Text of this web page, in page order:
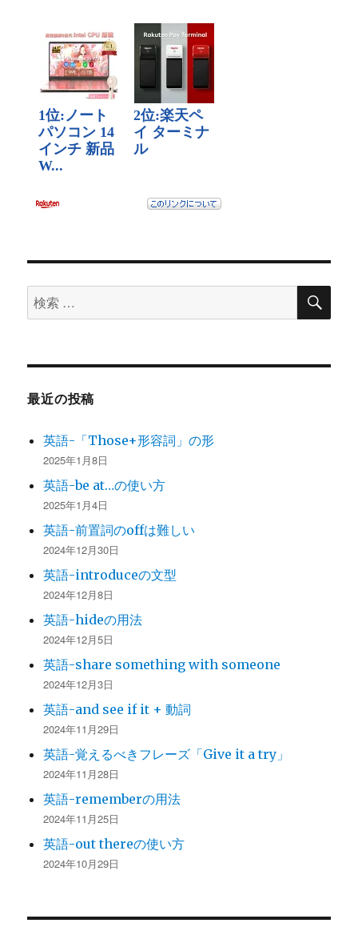
検
索
象:
検
最近の投稿
英語-「Those+形容詞」の形
2025年1月8日
英語-be at…の使い方
2025年1月4日
英語-前置詞のoffは難しい
2024年12月30日
英語-introduceの文型
2024年12月8日
英語-hideの用法
2024年12月5日
英語-share something with someone
2024年12月3日
英語-and see if it + 動詞
2024年11月29日
英語-覚えるべきフレーズ「Give it a try」
2024年11月28日
英語-rememberの用法
2024年11月25日
英語-out thereの使い方
2024年10月29日